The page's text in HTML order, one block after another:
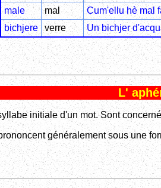
male
mal Cum'ellu hè mal
bichjere
verre Un bichjer
L'
initiale d'un mot. Sont
généralement sous une